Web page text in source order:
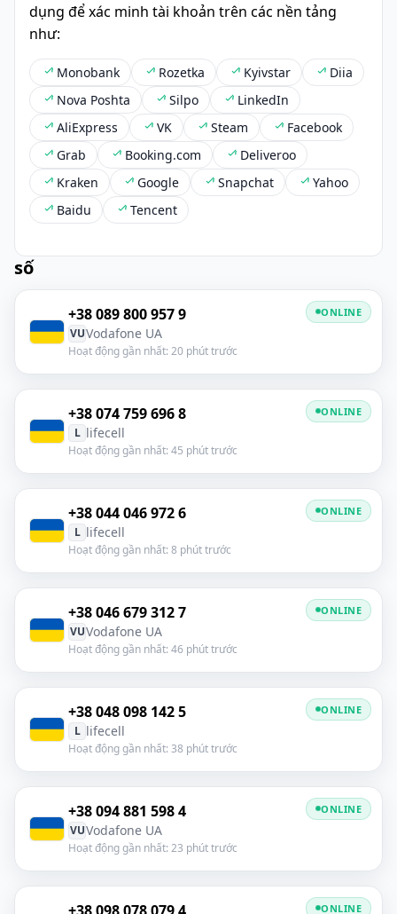
dụng để xác minh tài khoản trên các nền tảng
như:
Monobank Rozetka Kyivstar
Diia
Nova Poshta
Silpo
LinkedIn
AliExpress
VK Steam
Facebook
Grab
Booking.com
Deliveroo
Kraken
Google Snapchat
Yahoo
Baidu
Tencent
số
+38 089 800 957 9
VUVodafone UA
Hoạt động gần nhất: 20 phút trước
ONLINE
+38 074 759 696 8
L lifecell
Hoạt động gần nhất: 45 phút trước
ONLINE
+38 044 046 972 6
L lifecell
Hoạt động gần nhất: 8 phút trước
ONLINE
+38 046 679 312 7
VUVodafone UA
Hoạt động gần nhất: 46 phút trước
ONLINE
+38 048 098 142 5
L lifecell
Hoạt động gần nhất: 38 phút trước
ONLINE
+38 094 881 598 4
VUVodafone UA
Hoạt động gần nhất: 23 phút trước
ONLINE
+38 098 078 079 4 ONLINE